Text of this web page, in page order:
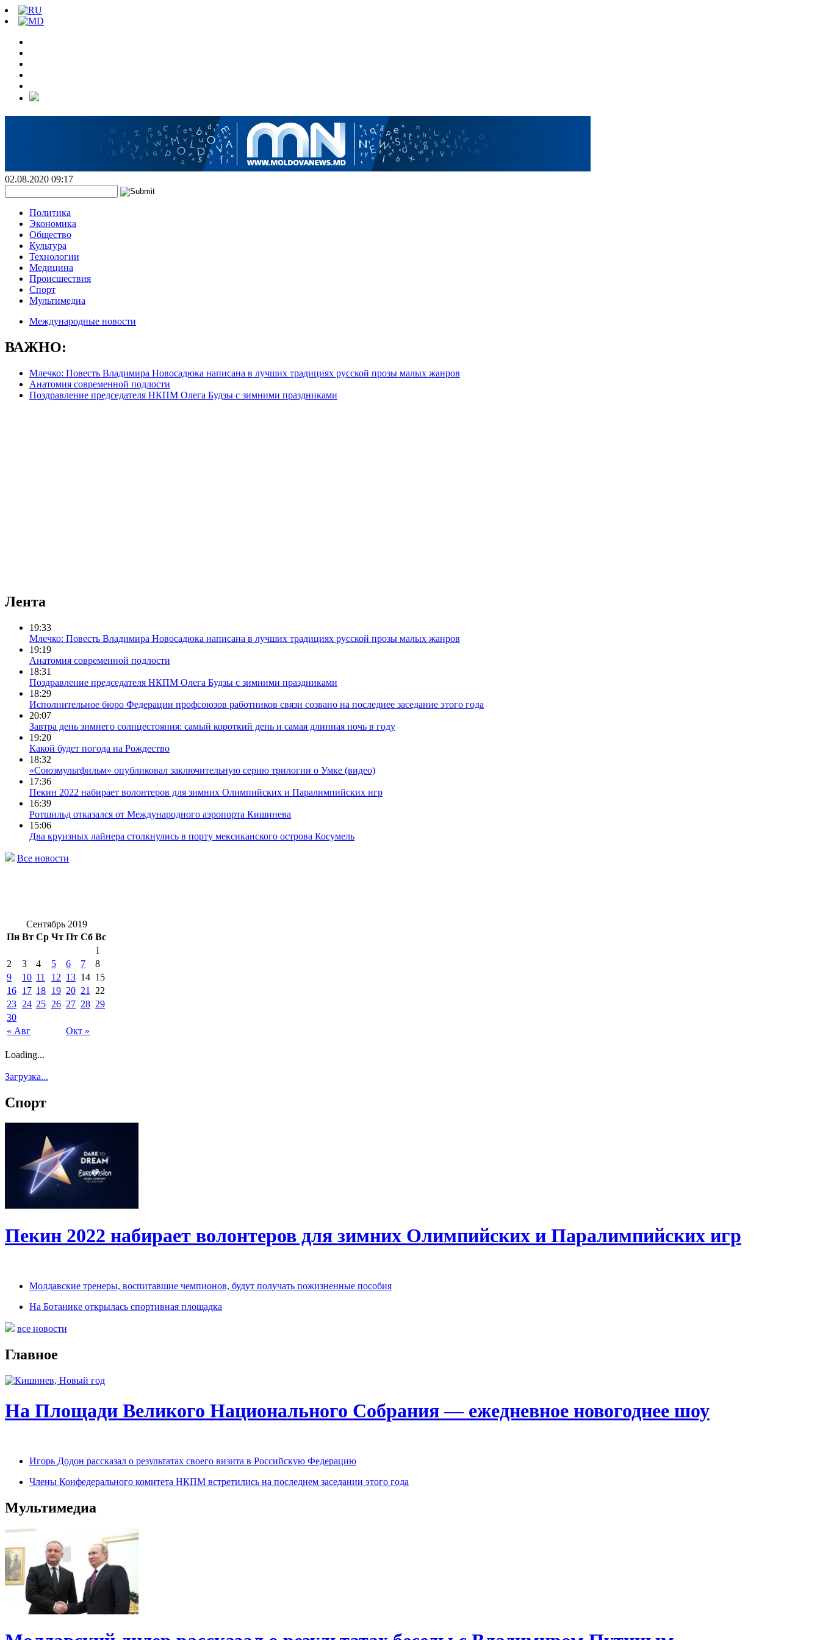
02.08.2020 09:17
Политика
Экономика
Общество
Культура
Технологии
Медицина
Происшествия
Спорт
Мультимедиа
Международные новости
ВАЖНО:
Млечко: Повесть Владимира Новосадюка написана в лучших традициях русской прозы малых жанров
Анатомия современной подлости
Поздравление председателя НКПМ Олега Будзы с зимними праздниками
Лента
19:33
Млечко: Повесть Владимира Новосадюка написана в лучших традициях русской прозы малых жанров
19:19
Анатомия современной подлости
18:31
Поздравление председателя НКПМ Олега Будзы с зимними праздниками
18:29
Исполнительное бюро Федерации профсоюзов работников связи созвано на последнее заседание этого года
20:07
Завтра день зимнего солнцестояния: самый короткий день и самая длинная ночь в году
19:20
Какой будет погода на Рождество
18:32
«Союзмультфильм» опубликовал заключительную серию трилогии о Умке (видео)
17:36
Пекин 2022 набирает волонтеров для зимних Олимпийских и Паралимпийских игр
16:39
Ротшильд отказался от Международного аэропорта Кишинева
15:06
Два круизных лайнера столкнулись в порту мексиканского острова Косумель
Все новости
Сентябрь 2019
Пн Вт Ср Чт Пт Сб Вс
« Авг Окт »
1
2
3 4 5 6 7
8
9
10 11 12 13 14 15
16 17 18 19 20 21
22
23 24 25 26 27 28 29
30
Loading...
Загрузка...
Спорт
Пекин 2022 набирает волонтеров для зимних Олимпийских и Паралимпийских игр
Молдавские тренеры, воспитавшие чемпионов, будут получать пожизненные пособия
На Ботанике открылась спортивная площадка
все новости
Главное
На Площади Великого Национального Собрания — ежедневное новогоднее шоу
Игорь Додон рассказал о результатах своего визита в Российскую Федерацию
Члены Конфедерального комитета НКПМ встретились на последнем заседании этого года
Мультимедиа